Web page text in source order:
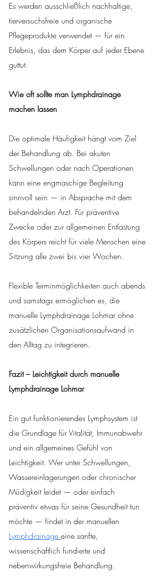
Es werden ausschließlich nachhaltige,
tierversuchsfreie und organische
Pflegeprodukte verwendet — für ein
Erlebnis, das dem Körper auf jeder Ebene
guttut.
Wie oft sollte man Lymphdrainage
machen lassen
Die optimale Häufigkeit hängt vom Ziel
der Behandlung ab. Bei akuten
Schwellungen oder nach Operationen
kann eine engmaschige Begleitung
sinnvoll sein — in Absprache mit dem
behandelnden Arzt. Für präventive
Zwecke oder zur allgemeinen Entlastung
des Körpers reicht für viele Menschen eine
Sitzung alle zwei bis vier Wochen.
Flexible Terminmöglichkeiten auch abends
und samstags ermöglichen es, die
manuelle Lymphdrainage Lohmar ohne
zusätzlichen Organisationsaufwand in
den Alltag zu integrieren.
Fazit – Leichtigkeit durch manuelle
Lymphdrainage Lohmar
Ein gut funktionierendes Lymphsystem ist
die Grundlage für Vitalität, Immunabwehr
und ein allgemeines Gefühl von
Leichtigkeit. Wer unter Schwellungen,
Wassereinlagerungen oder chronischer
Müdigkeit leidet — oder einfach
präventiv etwas für seine Gesundheit tun
möchte — findet in der manuellen
Lymphdrainage eine sanfte,
wissenschaftlich fundierte und
nebenwirkungsfreie Behandlung.